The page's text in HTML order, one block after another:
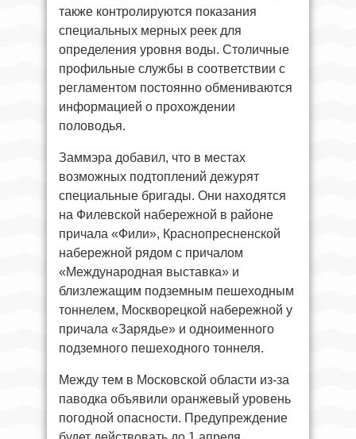
также контролируются показания
специальных мерных реек для
определения уровня воды. Столичные
профильные службы в соответствии с
регламентом постоянно обмениваются
информацией о прохождении
половодья.
Заммэра добавил, что в местах
возможных подтоплений дежурят
специальные бригады. Они находятся
на Филевской набережной в районе
причала «Фили», Краснопресненской
набережной рядом с причалом
«Международная выставка» и
близлежащим подземным пешеходным
тоннелем, Москворецкой набережной у
причала «Зарядье» и одноименного
подземного пешеходного тоннеля.
Между тем в Московской области из-за
паводка объявили оранжевый уровень
погодной опасности. Предупреждение